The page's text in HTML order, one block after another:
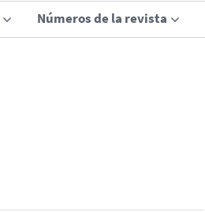
Números de la revista